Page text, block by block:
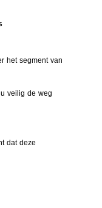
het segment van
veilig de weg
dat deze